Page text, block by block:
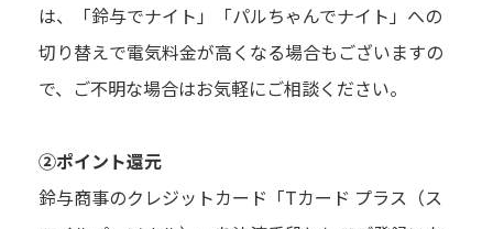
は、「鈴与でナイト」「パルちゃんでナイト」への
切り替えで電気料金が高くなる場合もございますの
で、ご不明な場合はお気軽にご相談ください。
②ポイント還元
鈴与商事のクレジットカード「Tカード プラス（ス